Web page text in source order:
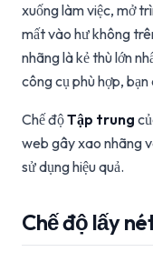
xuống làm việc, mở
mất vào hư không
nhãng là kẻ thù lớn
công cụ phù hợp,
Chế độTập trung
web gây xao nhãng
sử dụng hiệu quả.
Chế độ lấy